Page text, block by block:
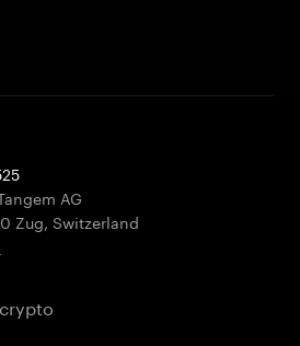
AG
Zug, Switzerland